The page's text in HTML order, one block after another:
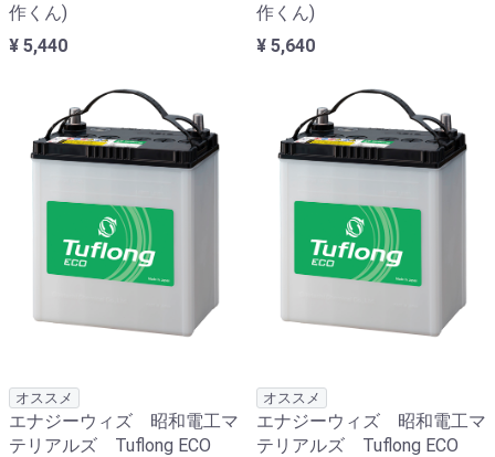
作くん)
¥ 5,440
作くん)
¥ 5,640
オススメ
エナジーウィズ 昭和電工マ
テリアルズ Tuflong ECO
オススメ
エナジーウィズ 昭和電工マ
テリアルズ Tuflong ECO